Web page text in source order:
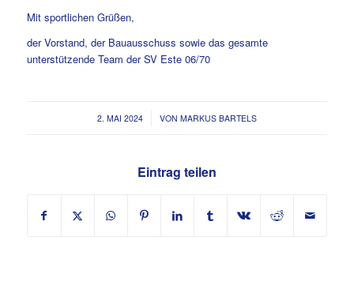
Mit sportlichen Grüßen,
der Vorstand, der Bauausschuss sowie das gesamte
unterstützende Team der SV Este 06/70
2. MAI 2024
/ VON MARKUS BARTELS
Eintrag teilen